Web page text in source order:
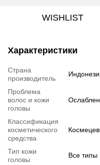
WISHLIST
Характеристики
Страна
производитель
Проблема
волос и кожи
головы
Классификация
косметического
средства
Тип кожи
головы
Все типы